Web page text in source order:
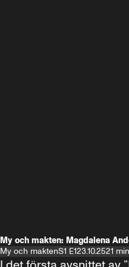
My och makten: Magdalena
My och maktenS1 E123.10.2521 min